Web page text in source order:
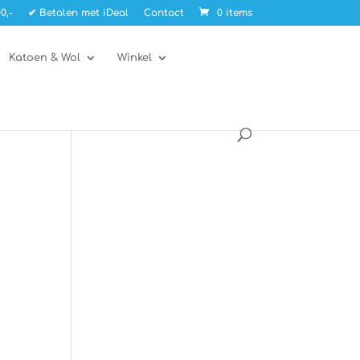
✔ Betalen met iDeal Contact 0 items
Katoen & Wol Winkel